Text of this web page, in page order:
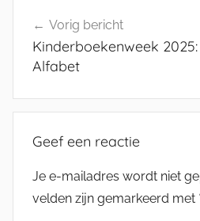
navigatie
Vorig bericht
Kinderboekenweek
Alfabet
Geef een reactie
Je e-mailadres wordt niet
velden zijn gemarkeerd met